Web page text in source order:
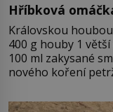
Hříbková
Královskou houbou
400 g houby 1
100 ml zakysané
nového koření